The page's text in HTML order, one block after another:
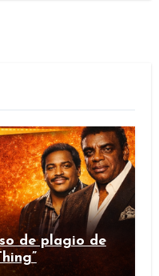
de plagio de